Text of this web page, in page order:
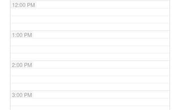
12:00 PM
1:00 PM
2:00 PM
3:00 PM